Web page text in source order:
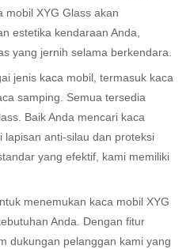
mobil XYG Glass akan
estetika kendaraan Anda,
yang jernih selama berkendara.
jenis kaca mobil, termasuk kaca
samping. Semua tersedia
Baik Anda mencari kaca
anti-silau dan proteksi
yang efektif, kami memiliki
menemukan kaca mobil XYG
Anda. Dengan fitur
dukungan pelanggan kami yang